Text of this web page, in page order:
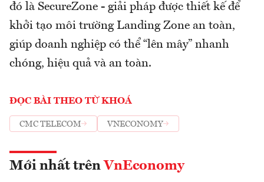
đó là SecureZone - giải pháp được thiết kế để
khởi tạo môi trường Landing Zone an toàn,
giúp doanh nghiệp có thể “lên mây” nhanh
chóng, hiệu quả và an toàn.
ĐỌC BÀI THEO TỪ KHOÁ
CMC TELECOM VNECONOMY
Mới nhất trên VnEconomy